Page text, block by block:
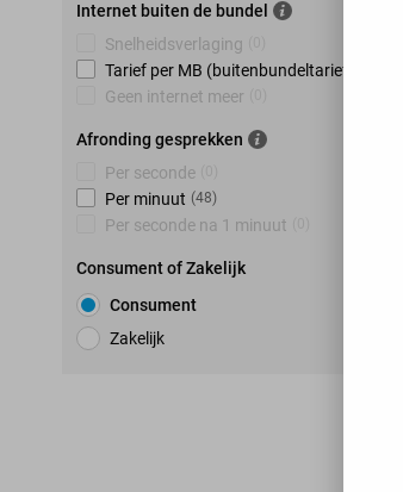
Internet buiten de bundel
Snelheidsverlaging
Tarief per MB (buitenbundeltarief)
Geen internet meer
Afronding gesprekken
Per seconde
Per minuut (48)
Per seconde na 1 minuut
Consument of Zakelijk
Consument
Zakelijk